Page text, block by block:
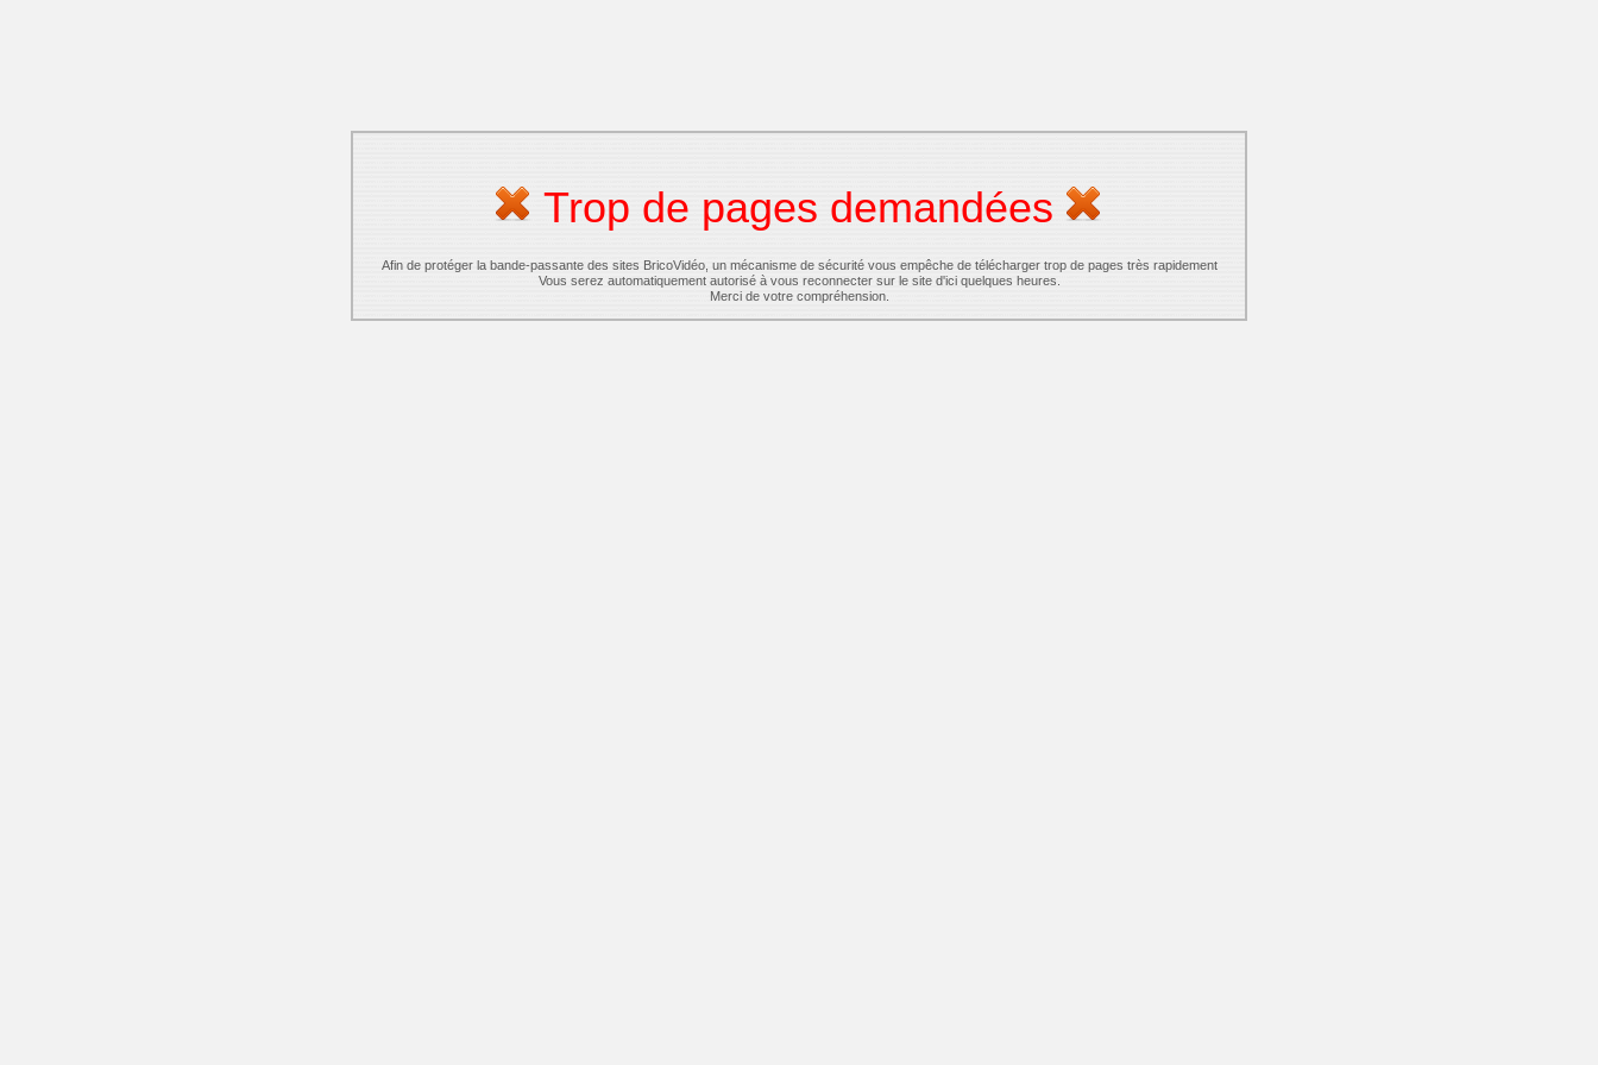
Trop de pages demandées
Afin de protéger la bande-passante des sites BricoVidéo, un mécanisme de sécurité vous empêche de télécharger trop de pages très rapidement
Vous serez automatiquement autorisé à vous reconnecter sur le site d'ici quelques heures.
Merci de votre compréhension.